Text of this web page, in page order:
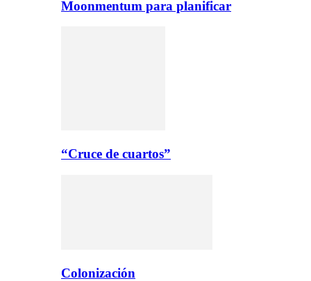
Moonmentum para planificar
“Cruce de cuartos”
Colonización